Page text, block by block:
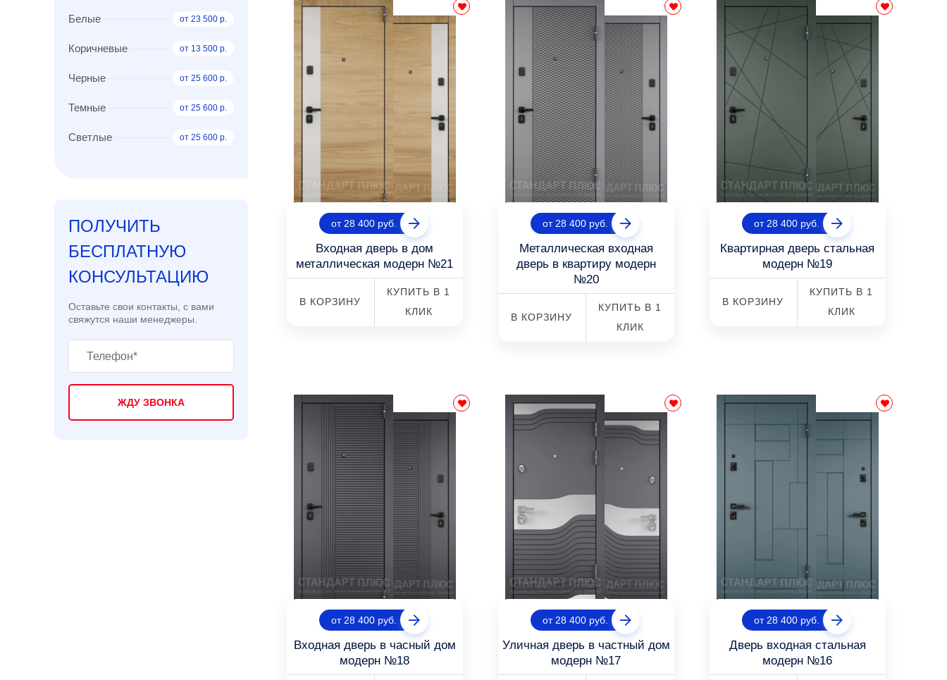
Белые от 23 500 р.
Коричневые от 13 500 р.
Черные от 25 600 р.
Темные от 25 600 р.
Светлые от 25 600 р.
ПОЛУЧИТЬ
БЕСПЛАТНУЮ
КОНСУЛЬТАЦИЮ
Оставьте свои контакты, с вами
свяжутся наши менеджеры.
ЖДУ ЗВОНКА
от 28 400 руб.
Входная дверь в дом
металлическая модерн №21
В КОРЗИНУ
КУПИТЬ В 1
КЛИК
от 28 400 руб.
Металлическая входная
дверь в квартиру модерн
№20
В КОРЗИНУ
КУПИТЬ В 1
КЛИК
от 28 400 руб.
Квартирная дверь стальная
модерн №19
В КОРЗИНУ
КУПИТЬ В 1
КЛИК
от 28 400 руб.
Входная дверь в часный дом
модерн №18
от 28 400 руб.
Уличная дверь в частный дом
модерн №17
от 28 400 руб.
Дверь входная стальная
модерн №16